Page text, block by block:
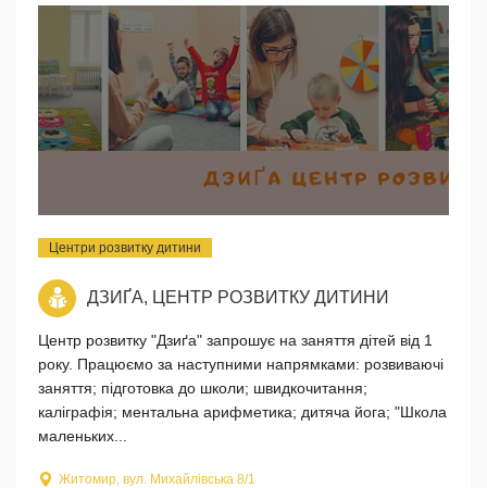
Центри розвитку дитини
ДЗИҐА, ЦЕНТР РОЗВИТКУ ДИТИНИ
Центр розвитку "Дзиґа" запрошує на заняття дітей від 1
року. Працюємо за наступними напрямками: розвиваючі
заняття; підготовка до школи; швидкочитання;
каліграфія; ментальна арифметика; дитяча йога; "Школа
маленьких...
Житомир, вул. Михайлівська 8/1